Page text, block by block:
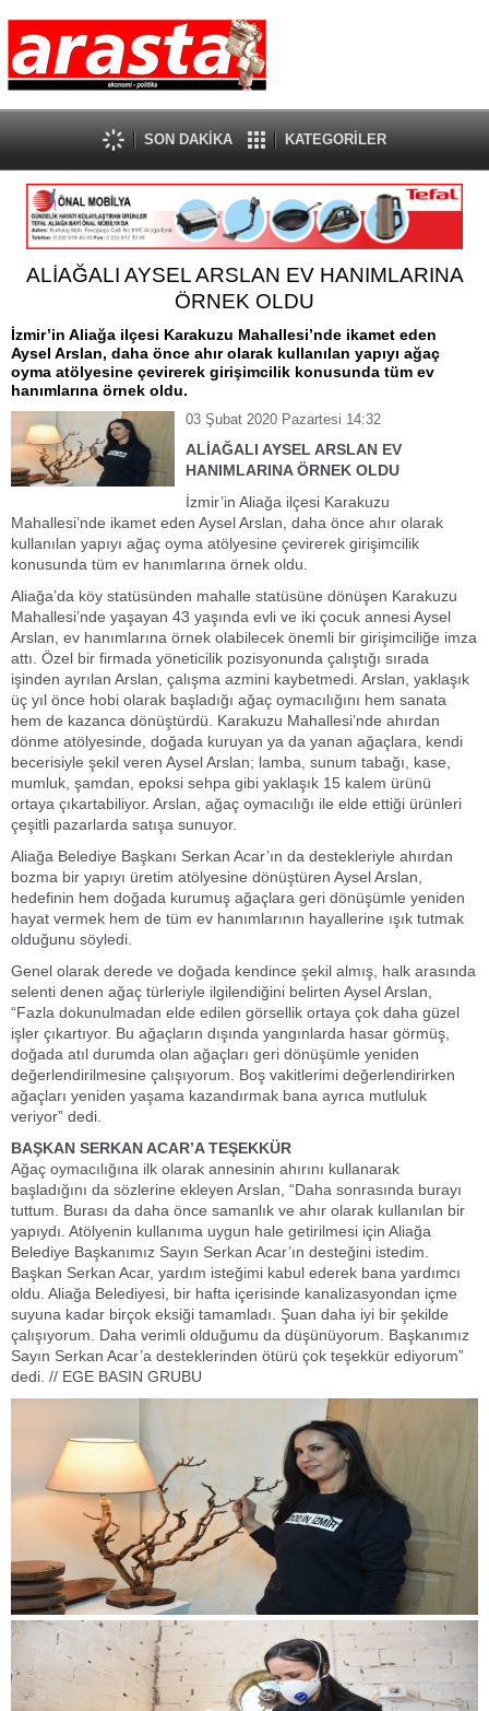
SON DAKİKA KATEGORİLER
ALİAĞALI AYSEL ARSLAN EV HANIMLARINA
ÖRNEK OLDU
İzmir’in Aliağa ilçesi Karakuzu Mahallesi’nde ikamet eden
Aysel Arslan, daha önce ahır olarak kullanılan yapıyı ağaç
oyma atölyesine çevirerek girişimcilik konusunda tüm ev
hanımlarına örnek oldu.
03 Şubat 2020 Pazartesi 14:32
ALİAĞALI AYSEL ARSLAN EV
HANIMLARINA ÖRNEK OLDU
İzmir’in Aliağa ilçesi Karakuzu
Mahallesi’nde ikamet eden Aysel Arslan, daha önce ahır olarak
kullanılan yapıyı ağaç oyma atölyesine çevirerek girişimcilik
konusunda tüm ev hanımlarına örnek oldu.
Aliağa’da köy statüsünden mahalle statüsüne dönüşen Karakuzu
Mahallesi’nde yaşayan 43 yaşında evli ve iki çocuk annesi Aysel
Arslan, ev hanımlarına örnek olabilecek önemli bir girişimciliğe imza
attı. Özel bir firmada yöneticilik pozisyonunda çalıştığı sırada
işinden ayrılan Arslan, çalışma azmini kaybetmedi. Arslan, yaklaşık
üç yıl önce hobi olarak başladığı ağaç oymacılığını hem sanata
hem de kazanca dönüştürdü. Karakuzu Mahallesi’nde ahırdan
dönme atölyesinde, doğada kuruyan ya da yanan ağaçlara, kendi
becerisiyle şekil veren Aysel Arslan; lamba, sunum tabağı, kase,
mumluk, şamdan, epoksi sehpa gibi yaklaşık 15 kalem ürünü
ortaya çıkartabiliyor. Arslan, ağaç oymacılığı ile elde ettiği ürünleri
çeşitli pazarlarda satışa sunuyor.
Aliağa Belediye Başkanı Serkan Acar’ın da destekleriyle ahırdan
bozma bir yapıyı üretim atölyesine dönüştüren Aysel Arslan,
hedefinin hem doğada kurumuş ağaçlara geri dönüşümle yeniden
hayat vermek hem de tüm ev hanımlarının hayallerine ışık tutmak
olduğunu söyledi.
Genel olarak derede ve doğada kendince şekil almış, halk arasında
selenti denen ağaç türleriyle ilgilendiğini belirten Aysel Arslan,
“Fazla dokunulmadan elde edilen görsellik ortaya çok daha güzel
işler çıkartıyor. Bu ağaçların dışında yangınlarda hasar görmüş,
doğada atıl durumda olan ağaçları geri dönüşümle yeniden
değerlendirilmesine çalışıyorum. Boş vakitlerimi değerlendirirken
ağaçları yeniden yaşama kazandırmak bana ayrıca mutluluk
veriyor” dedi.
BAŞKAN SERKAN ACAR’A TEŞEKKÜR
Ağaç oymacılığına ilk olarak annesinin ahırını kullanarak
başladığını da sözlerine ekleyen Arslan, “Daha sonrasında burayı
tuttum. Burası da daha önce samanlık ve ahır olarak kullanılan bir
yapıydı. Atölyenin kullanıma uygun hale getirilmesi için Aliağa
Belediye Başkanımız Sayın Serkan Acar’ın desteğini istedim.
Başkan Serkan Acar, yardım isteğimi kabul ederek bana yardımcı
oldu. Aliağa Belediyesi, bir hafta içerisinde kanalizasyondan içme
suyuna kadar birçok eksiği tamamladı. Şuan daha iyi bir şekilde
çalışıyorum. Daha verimli olduğumu da düşünüyorum. Başkanımız
Sayın Serkan Acar’a desteklerinden ötürü çok teşekkür ediyorum”
dedi. // EGE BASIN GRUBU